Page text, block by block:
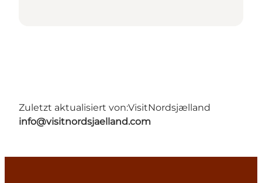
Zuletzt aktualisiert von:VisitNordsjælland
info@visitnordsjaelland.com